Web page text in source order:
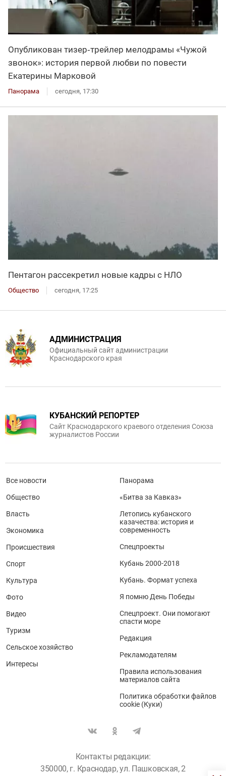
Опубликован тизер‑трейлер мелодрамы «Чужой
звонок»: история первой любви по повести
Екатерины Марковой
Панорама сегодня, 17:30
Пентагон рассекретил новые кадры с НЛО
Общество сегодня, 17:25
АДМИНИСТРАЦИЯ
Официальный сайт администрации
Краснодарского края
КУБАНСКИЙ РЕПОРТЕР
Сайт Краснодарского краевого отделения Союза
журналистов России
Все новости
Общество
Власть
Экономика
Происшествия
Спорт
Культура
Фото
Видео
Туризм
Сельское хозяйство
Интересы
Панорама
«Битва за Кавказ»
Летопись кубанского
казачества: история и
современность
Спецпроекты
Кубань 2000-2018
Кубань. Формат успеха
Я помню День Победы
Спецпроект. Они помогают
спасти море
Редакция
Рекламодателям
Правила использования
материалов сайта
Политика обработки файлов
cookie (Куки)
Контакты редакции:
350000, г. Краснодар, ул. Пашковская, 2